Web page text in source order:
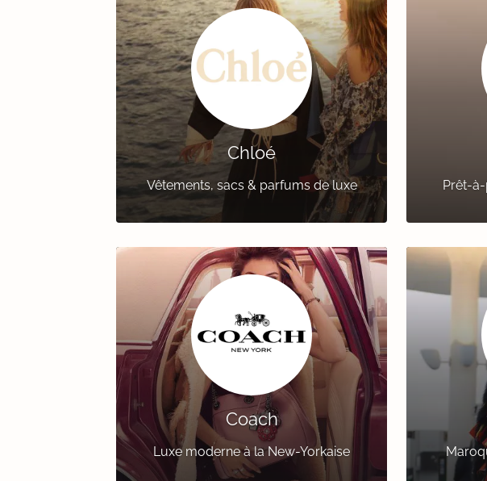
Chloé
Vêtements, sacs & parfums de luxe Prêt-
Coach
Luxe moderne à la New-Yorkaise